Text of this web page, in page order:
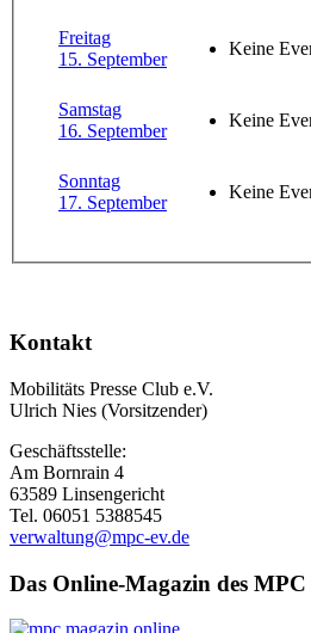
Freitag
15. September
Keine
Samstag
16. September
Keine
Sonntag
17. September
Keine
Kontakt
Mobilitäts Presse Club e.V.
Ulrich Nies (Vorsitzender)
Geschäftsstelle:
Am Bornrain 4
63589 Linsengericht
Tel. 06051 5388545
verwaltung@mpc-ev.de
Das Online-Magazin des MPC